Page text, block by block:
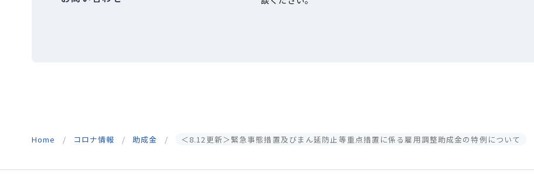
Home コロナ情報 助成金 ＜8.12更新＞緊急事態措置及びまん延防止等重点措置に係る雇用調整助成金の特例について